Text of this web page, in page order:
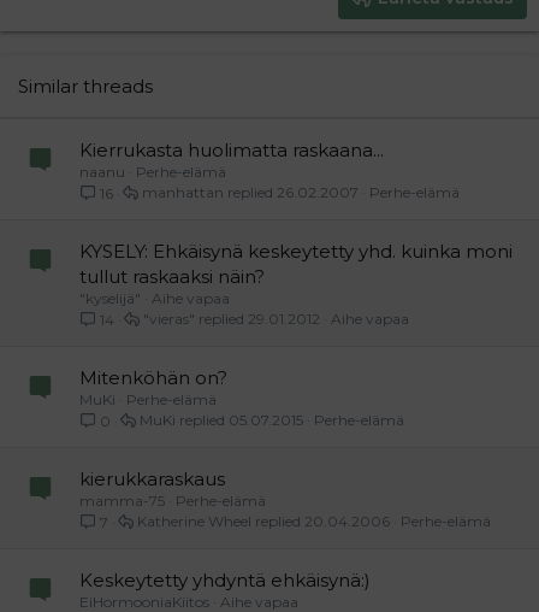
26
Similar threads
Kierrukasta huolimatta raskaana...
naanu
Perhe-elämä
16
Perhe-elämä
26.02.2007
manhattan
KYSELY: Ehkäisynä keskeytetty yhd. kuinka moni
tullut raskaaksi näin?
"kyselijä"
Aihe vapaa
14
Aihe vapaa
29.01.2012
"vieras"
Mitenköhän on?
MuKi
Perhe-elämä
0
Perhe-elämä
05.07.2015
MuKi
kierukkaraskaus
mamma-75
Perhe-elämä
7
Perhe-elämä
20.04.2006
Katherine Wheel
Keskeytetty yhdyntä ehkäisynä:)
EiHormooniaKiitos Aihe vapaa